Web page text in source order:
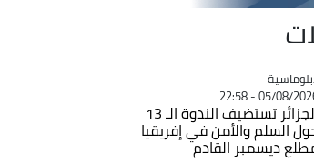
05/08/2026 -
الجزائر تستضيف الندوة الـ 13
السلم والأمن في إفريقيا
ديسمبر القادم